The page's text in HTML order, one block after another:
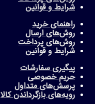
شرایط و قوانین
راهنمای خرید
روش‌های ارسال
روش‌های پرداخت
شرایط و قوانین
پیگیری سفارشات
حریم خصوصی
پرسش‌های متداول
رویه‌های بازگرداندن کالا